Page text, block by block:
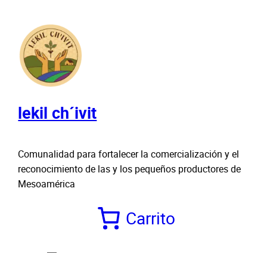
contenido
lekil ch´ivit
Comunalidad para fortalecer la comercialización y el
reconocimiento de las y los pequeños productores de
Mesoamérica
Carrito